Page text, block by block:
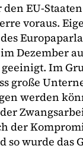
EU-
voraus.
Dezember
Im
große
werden
der
wurde das